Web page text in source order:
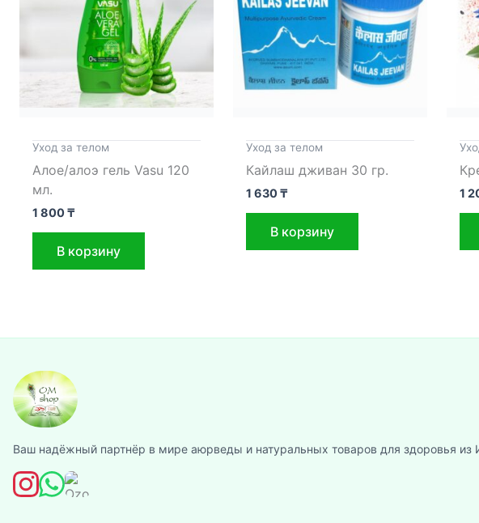
Уход за телом
Алое/алоэ гель Vasu 120
мл.
1 800₸
В корзину
Уход за телом
Кайлаш дживан 30 гр.
1 630₸
В корзину
1
Ваш надёжный партнёр в мире аюрведы и натуральных товаров для здоровья из